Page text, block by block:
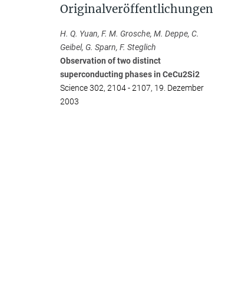
Originalveröffentlichungen
H. Q. Yuan, F. M. Grosche, M. Deppe, C.
Geibel, G. Sparn, F. Steglich
Observation of two distinct
superconducting phases in CeCu2Si2
Science 302, 2104 - 2107, 19. Dezember
2003